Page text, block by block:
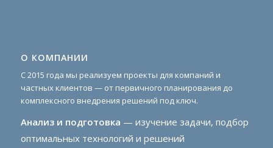
О КОМПАНИИ
С 2015 года мы реализуем проекты для компаний и
частных клиентов — от первичного планирования до
комплексного внедрения решений под ключ.
Анализ и подготовка — изучение задачи, подбор
оптимальных технологий и решений